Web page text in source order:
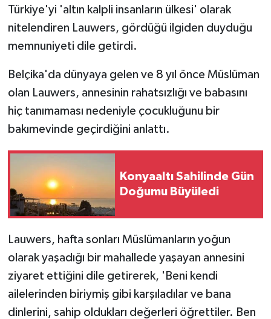
Türkiye'yi 'altın kalpli insanların ülkesi' olarak
nitelendiren Lauwers, gördüğü ilgiden duyduğu
memnuniyeti dile getirdi.
Belçika'da dünyaya gelen ve 8 yıl önce Müslüman
olan Lauwers, annesinin rahatsızlığı ve babasını
hiç tanımaması nedeniyle çocukluğunu bir
bakımevinde geçirdiğini anlattı.
Konyaaltı Sahilinde Gün
Doğumu Büyüledi
Lauwers, hafta sonları Müslümanların yoğun
olarak yaşadığı bir mahallede yaşayan annesini
ziyaret ettiğini dile getirerek, 'Beni kendi
ailelerinden biriymiş gibi karşıladılar ve bana
dinlerini, sahip oldukları değerleri öğrettiler. Ben